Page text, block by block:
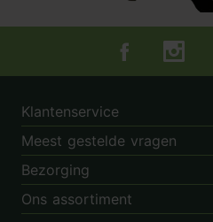
Tuincentrum.nl
Klantenservice
Meest gestelde vragen
Bezorging
Ons assortiment